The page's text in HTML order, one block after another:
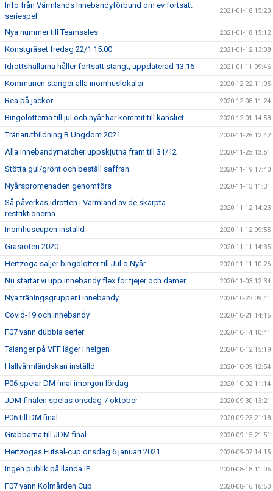
Info från Värmlands Innebandyförbund om ev fortsatt
seriespel
2021-01-18 15:23
Nya nummer till Teamsales 2021-01-18 15:12
Konstgräset fredag 22/1 15:00 2021-01-12 13:08
Idrottshallarna håller fortsatt stängt, uppdaterad 13:16 2021-01-11 09:46
Kommunen stänger alla inomhuslokaler 2020-12-22 11:05
Rea på jackor 2020-12-08 11:24
Bingolotterna till jul och nyår har kommit till kansliet 2020-12-01 14:58
Tränarutbildning B Ungdom 2021 2020-11-26 12:42
Alla innebandymatcher uppskjutna fram till 31/12 2020-11-25 13:51
Stötta gul/grönt och beställ saffran 2020-11-19 17:40
Nyårspromenaden genomförs 2020-11-13 11:31
Så påverkas idrotten i Värmland av de skärpta
restriktionerna
2020-11-12 14:23
Inomhuscupen inställd 2020-11-12 09:55
Gräsroten 2020 2020-11-11 14:35
Hertzöga säljer bingolotter till Jul o Nyår 2020-11-11 10:26
Nu startar vi upp innebandy flex för tjejer och damer 2020-11-03 12:34
Nya träningsgrupper i innebandy 2020-10-22 09:41
Covid-19 och innebandy 2020-10-21 14:15
F07 vann dubbla serier 2020-10-14 10:41
Talanger på VFF läger i helgen 2020-10-12 15:19
Hallvärmländskan inställd 2020-10-09 12:54
P06 spelar DM final imorgon lördag 2020-10-02 11:14
JDM-finalen spelas onsdag 7 oktober 2020-09-30 13:21
P06 till DM final 2020-09-23 21:18
Grabbarna till JDM final 2020-09-15 21:51
Hertzögas Futsal-cup onsdag 6 januari 2021 2020-09-07 14:15
Ingen publik på Ilanda IP 2020-08-18 11:06
F07 vann Kolmården Cup 2020-08-16 16:50